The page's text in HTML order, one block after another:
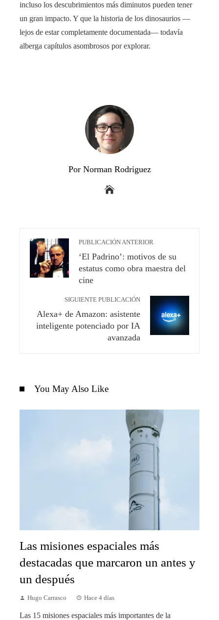
incluso los descubrimientos más diminutos pueden tener
un gran impacto. Y que la historia de los dinosaurios —
lejos de estar completamente documentada— todavía
alberga capítulos asombrosos por explorar.
Por Norman Rodriguez
PUBLICACIÓN ANTERIOR
‘El Padrino’: motivos de su
estatus como obra maestra del
cine
SIGUIENTE PUBLICACIÓN
Alexa+ de Amazon: asistente
inteligente potenciado por IA
avanzada
You May Also Like
Las misiones espaciales más
destacadas que marcaron un antes y
un después
Hugo Carrasco Hace 4 días
Las 15 misiones espaciales más importantes de la